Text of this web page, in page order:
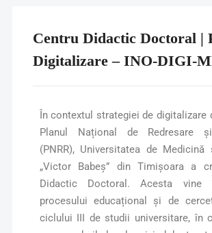
Centru Didactic Doctoral |
Digitalizare – INO-DIGI-
În contextul strategiei de digitalizare
Planul Național de Redresare
(PNRR), Universitatea de Medicină
„Victor Babeș” din Timișoara a
Didactic Doctoral. Acesta vine
procesului educațional și de
ciclului III de studii universitare, în